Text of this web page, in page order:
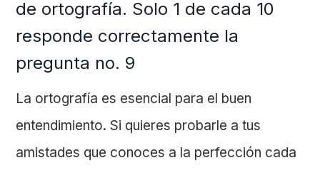
de ortografía. Solo 1 de cada 10
responde correctamente la
pregunta no. 9
La ortografía es esencial para el buen
entendimiento. Si quieres probarle a tus
amistades que conoces a la perfección cada